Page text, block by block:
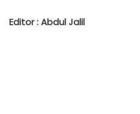
Editor : Abdul Jalil